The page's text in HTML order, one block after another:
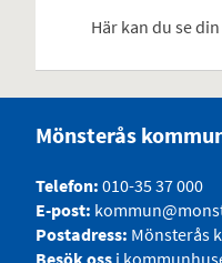
Här kan du se
Mönsterås
Telefon: 010-35 37 000
E-post:
Postadress: Mönsterås
Besök oss i